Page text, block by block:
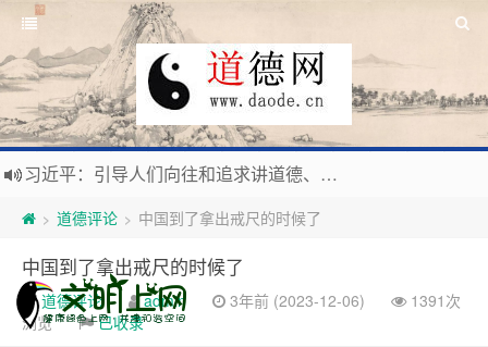
习近平：引导人们向往和追求讲道德、尊道德、守道德的生活，让13亿人的每一分子都成为传播中华美德、中华文化的主体。
> 道德评论 > 中国到了拿出戒尺的时候了
中国到了拿出戒尺的时候了
道德评论 admin 3年前 (2023-12-06)
1391次
浏览
已收录